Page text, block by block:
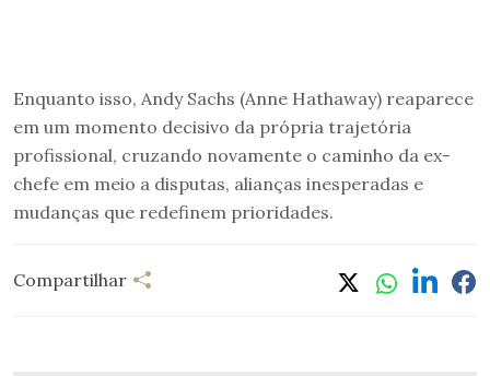
Enquanto isso, Andy Sachs (Anne Hathaway) reaparece
em um momento decisivo da própria trajetória
profissional, cruzando novamente o caminho da ex-
chefe em meio a disputas, alianças inesperadas e
mudanças que redefinem prioridades.
Compartilhar